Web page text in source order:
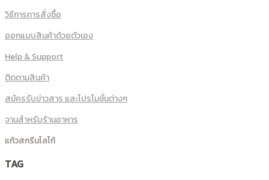
วิธีการการสั่งซื้อ
ออกแบบสินค้าด้วยตัวเอง
Help & Support
ติดตามสินค้า
สมัครรับข่าวสาร และโปรโมชั่นต่างๆ
จานสำหรับร้านอาหาร
แก้วสกรีนโลโก้
TAG